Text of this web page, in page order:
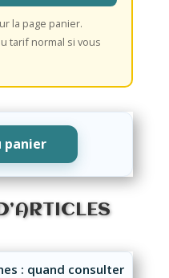
la page panier.
tarif normal si vous
panier
: quand consulter